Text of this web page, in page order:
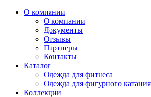
О компании
О компании
Документы
Отзывы
Партнеры
Контакты
Каталог
Одежда для фитнеса
Одежда для фигурного катания
Коллекции